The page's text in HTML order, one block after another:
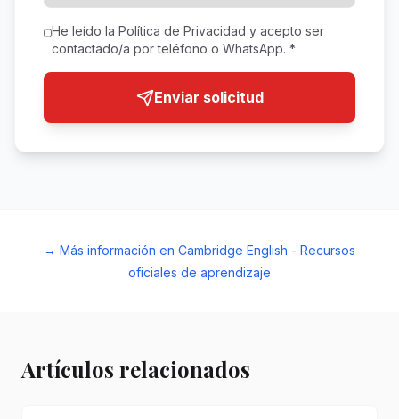
He leído la Política de Privacidad y acepto ser
contactado/a por teléfono o WhatsApp. *
Enviar solicitud
→ Más información en Cambridge English - Recursos
oficiales de aprendizaje
Artículos relacionados